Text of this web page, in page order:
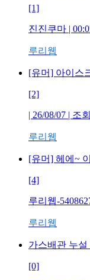
[1]
진진쿠마 |
루리웹
[유머] 아이스
[2]
| 26/08/07 | 조회
루리웹
[유머] 헤에~
[4]
루리웹-
루리웹
가스배관 누
[0]